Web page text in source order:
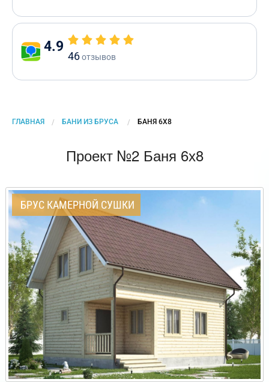
4.9
46отзывов
ГЛАВНАЯ БАНИ ИЗ БРУСА CURRENT:
БАНЯ 6Х8
Проект №2 Баня 6х8
БРУС КАМЕРНОЙ СУШКИ